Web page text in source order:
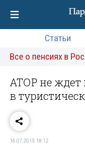
Статьи
Все о пенсиях в
АТОР не ждет
в
16.07.2015 18:12